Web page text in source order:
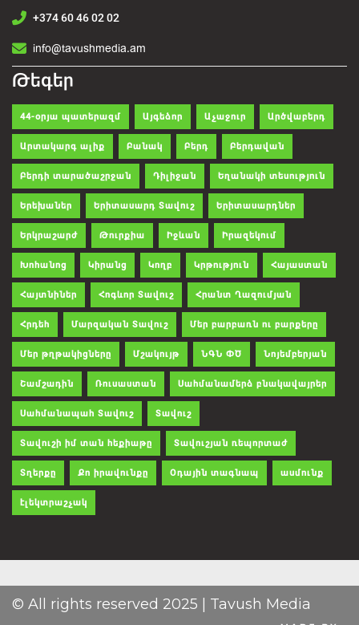
+374 60 46 02 02
info@tavushmedia.am
Թեգեր
44-օրյա պատերազմ Այգեձոր Աչաջուր Արծվաբերդ
Արտակարգ ալիք Բանակ Բերդ Բերդավան
Բերդի տարածաշրջան Դիլիջան Եղանակի տեսություն
Երեխաներ Երիտասարդ Տավուշ Երիտասարդներ
Երկրաշարժ Թուրքիա Իջևան Իրազեկում
Խոհանոց Կիրանց Կողբ Կրթություն Հայաստան
Հայտնիներ Հոգևոր Տավուշ Հրանտ Ղազումյան
Հրդեհ Մարզական Տավուշ Մեր բարբառն ու բարքերը
Մեր թղթակիցները Մշակույթ ՆԳՆ ՓԾ Նոյեմբերյան
Շամշադին Ռուսաստան Սահմանամերձ բնակավայրեր
Սահմանապահ Տավուշ Տավուշ
Տավուշի իմ տան հեքիաթը Տավուշյան ռեպորտաժ
Տղերքը Քո իրավունքը Օդային տագնապ ասմունք
էլեկտրաշչակ
© All rights reserved 2025 | Tavush Media